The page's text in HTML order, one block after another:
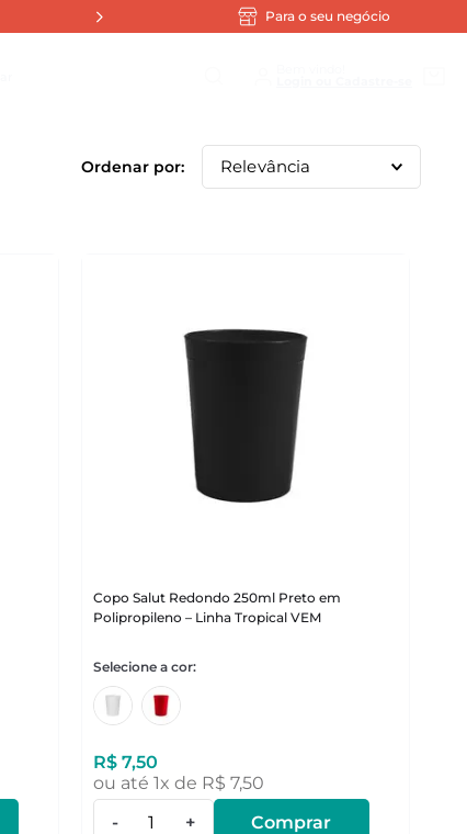
Para o seu negócio
Relevância
Copo Salut Redondo 250ml Preto em
Polipropileno – Linha Tropical VEM
R$ 7,50
ou até 1x de R$ 7,50
-
+ Comprar